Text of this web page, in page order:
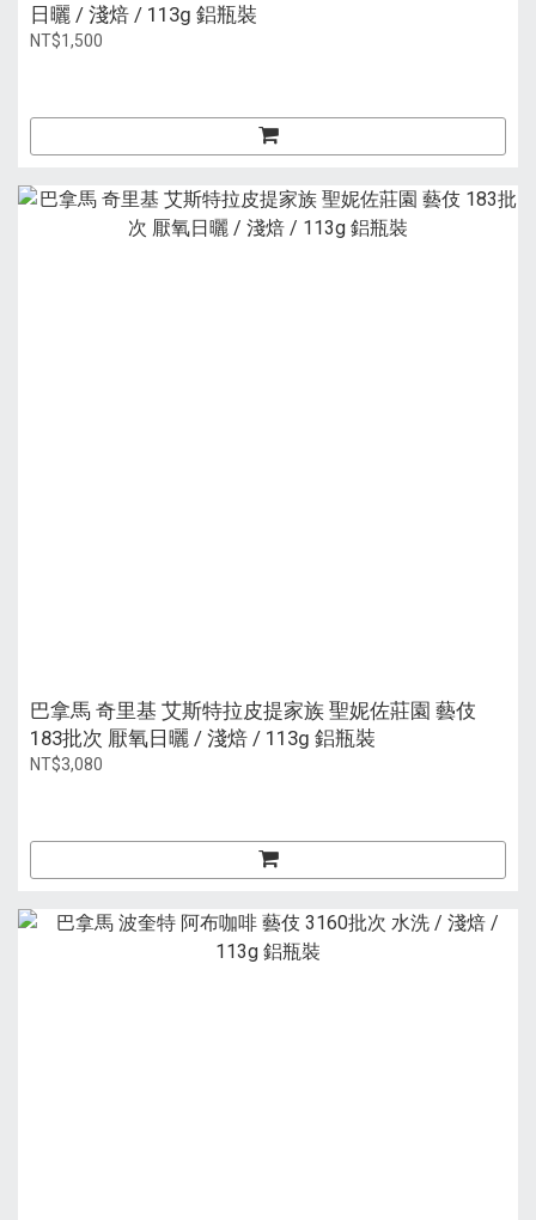
日曬 / 淺焙 / 113g 鋁瓶裝
NT$1,500
巴拿馬 奇里基 艾斯特拉皮提家族 聖妮佐莊園 藝伎
183批次 厭氧日曬 / 淺焙 / 113g 鋁瓶裝
NT$3,080